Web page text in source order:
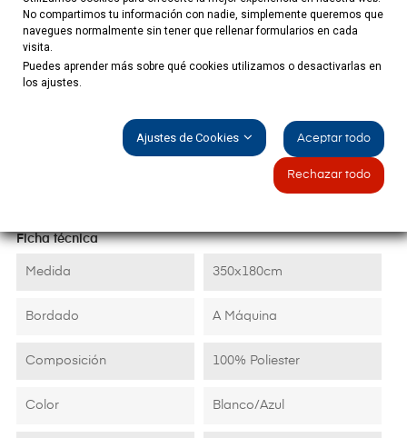
Referencia:
DETALLES DEL PRODUCTO
Ficha técnica
Medida 350x180cm
Bordado A Máquina
Composición 100% Poliester
Color Blanco/Azul
No compartimos tu información con nadie, simplemente queremos que
navegues normalmente sin tener que rellenar formularios en cada
visita.
Puedes aprender más sobre qué cookies utilizamos o desactivarlas en
los ajustes.
Ajustes de Cookies Aceptar todo
Rechazar todo